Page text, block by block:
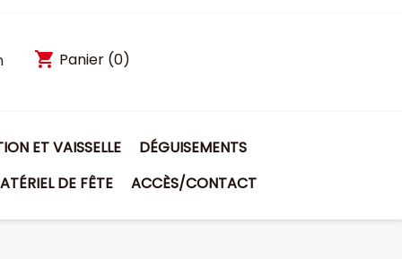
shopping_cart Panier (0)
ET VAISSELLE
DÉGUISEMENTS
DE FÊTE ACCÈS/CONTACT